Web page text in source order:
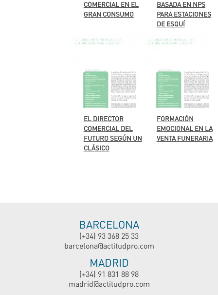
COMERCIAL EN EL
GRAN CONSUMO
BASADA EN NPS
PARA ESTACIONES
DE ESQUÍ
EL DIRECTOR
COMERCIAL DEL
FUTURO SEGÚN UN
CLÁSICO
FORMACIÓN
EMOCIONAL EN LA
VENTA FUNERARIA
BARCELONA
(+34) 93 368 25 33
barcelona@actitudpro.com
MADRID
(+34) 91 831 88 98
madrid@actitudpro.com